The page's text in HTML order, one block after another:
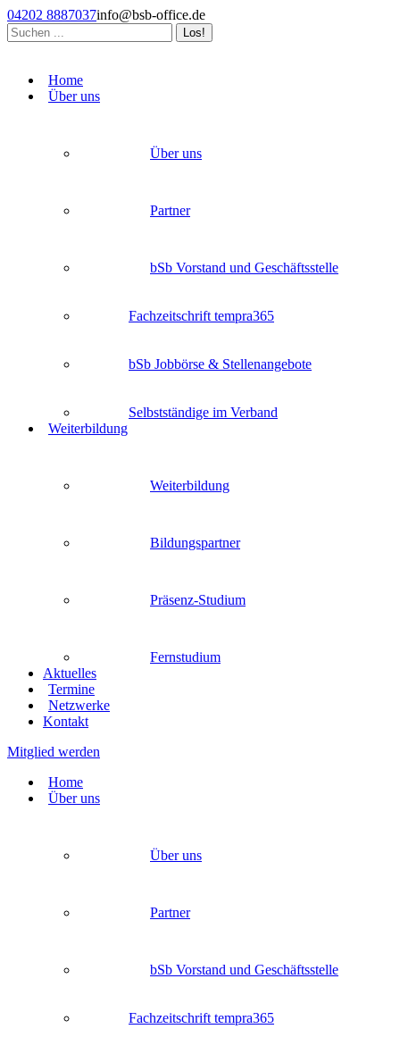
Zum
Inhalt
springen
04202 8887037info@bsb-office.de
Search:
opens
opens
opens
Home
Über uns
Über uns
Partner
bSb Vorstand und Geschäftsstelle
Fachzeitschrift tempra365
bSb Jobbörse & Stellenangebote
Selbstständige im Verband
Weiterbildung
Weiterbildung
Bildungspartner
Präsenz-Studium
Fernstudium
Aktuelles
Termine
Netzwerke
Kontakt
Mitglied werden
Home
Über uns
Über uns
Partner
bSb Vorstand und Geschäftsstelle
Fachzeitschrift tempra365